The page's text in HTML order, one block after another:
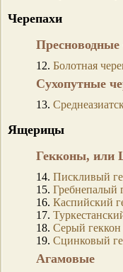
Черепахи
Пресноводные
12. Болотная
Сухопутные
13.
Ящерицы
Гекконы, или
14. Пискливый
15. Гребнепалый
16. Каспийский
17.
18. Серый геккон
19. Сцинковый
Агамовые